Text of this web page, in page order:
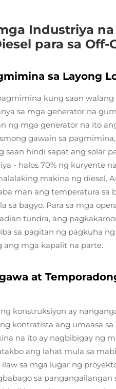
Industriya
para sa Off-
sa Layong
kung saan
sa mga generator na
ng mga generator na ito
gawain sa
saan hindi sapat ang solar
- halos 70% ng kuryente
makina ng diesel.
man ang temperatura sa
sa bagyo. Para sa mga
tundra, ang
sa pagitan ng pagkuha
mga kapalit na parte.
at
konstruksiyon ay
kontratista ang umaasa
na ito ay nagbibigay ng
ang lahat mula sa
sa mga lugar ng
sa